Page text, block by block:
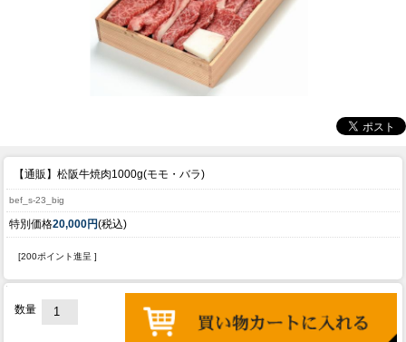
【通販】松阪牛焼肉1000g(モモ・バラ)
bef_s-23_big
特別価格20,000円(税込)
[200ポイント進呈 ]
数量